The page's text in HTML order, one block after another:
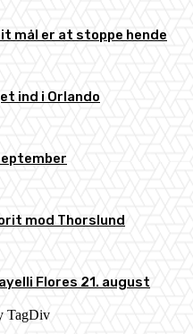
mål er at stoppe hende
ind i Orlando
mod Thorslund
Flores 21. august
TagDiv